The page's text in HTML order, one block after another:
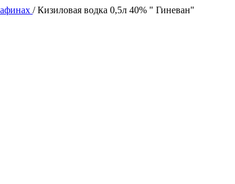
/Кизиловая водка 0,5л 40% " Гиневан"